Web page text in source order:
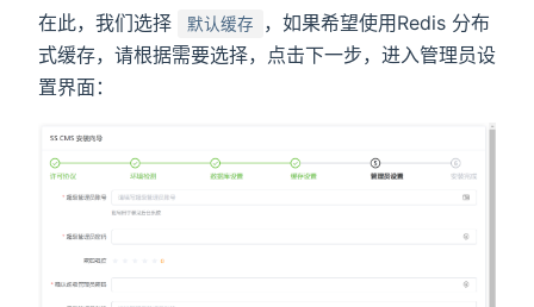
在此，我们选择 默认缓存
，如果希望使用Redis 分布
式缓存，请根据需要选择，点击下一步，进入管理员设
置界面：